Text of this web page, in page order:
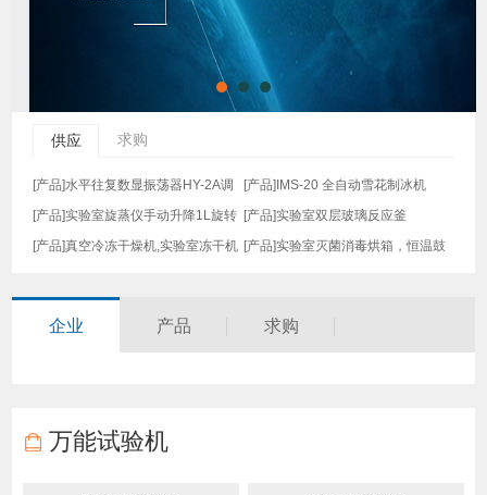
供应 求购
[产品]水平往复数显振荡器HY-2A调
速多用振荡器
[产品] IMS-20 全自动雪花制冰机
[产品]实验室旋蒸仪手动升降1L旋转
蒸发仪
[产品]实验室双层玻璃反应釜
[产品]真空冷冻干燥机,实验室冻干机 [产品]实验室灭菌消毒烘箱，恒温鼓
企业 产品 求购
万能试验机